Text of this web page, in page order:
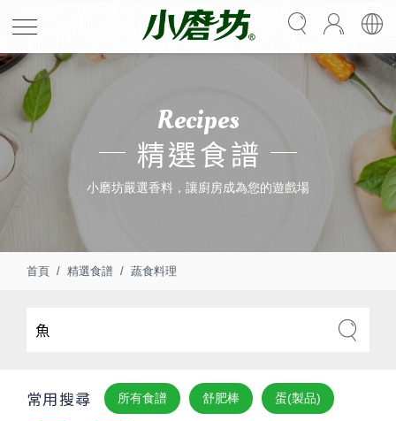
Recipes
精選食譜
小磨坊嚴選香料，讓廚房成為您的遊戲場
首頁 精選食譜 蔬食料理
常用搜尋 所有食譜 舒肥棒 蛋(製品)